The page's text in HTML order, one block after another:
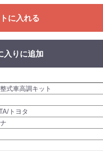
に入れる
入りに追加
式車高調キット
トヨタ